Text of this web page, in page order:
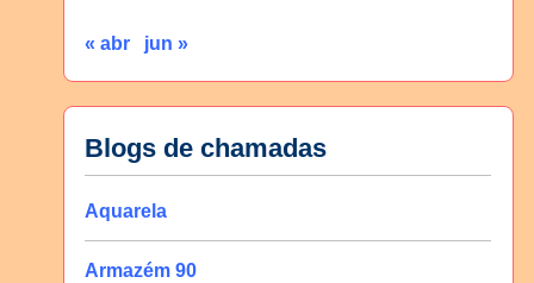
« abr jun »
Blogs de chamadas
Aquarela
Armazém 90